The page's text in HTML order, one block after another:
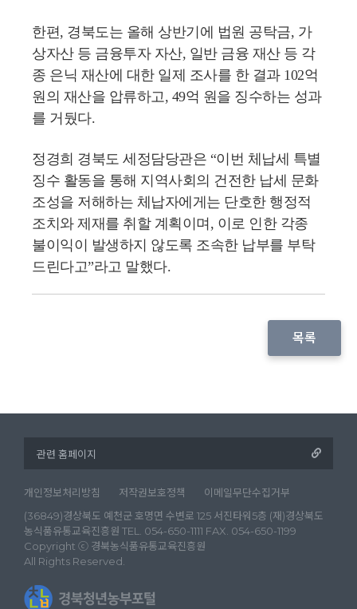
한편, 경북도는 올해 상반기에 법원 공탁금, 가
상자산 등 금융투자 자산, 일반 금융 재산 등 각
종 은닉 재산에 대한 일제 조사를 한 결과 102억
원의 재산을 압류하고, 49억 원을 징수하는 성과
를 거뒀다.
정경희 경북도 세정담당관은 “이번 체납세 특별
징수 활동을 통해 지역사회의 건전한 납세 문화
조성을 저해하는 체납자에게는 단호한 행정적
조치와 제재를 취할 계획이며, 이로 인한 각종
불이익이 발생하지 않도록 조속한 납부를 부탁
드린다고”라고 말했다.
목록
개인정보처리방침 저작권보호정책
이메일무단수집거부
(36849)경상북도 예천군 호명면 수변로 125 서진타워5층 (재)경상북도
농식품유통교육진흥원 TEL. 054-650-1111 FAX. 054-650-1199
Copyright ⓒ 경북농식품유통교육진흥원
All Rights Reserved.